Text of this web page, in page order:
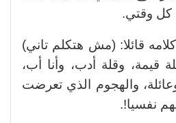
كل وقتي.
قائلا: (مش هتكلم تاني)
وقلة أدب، وأنا أب،
والهجوم الذي تعرضت
نفسيا!.